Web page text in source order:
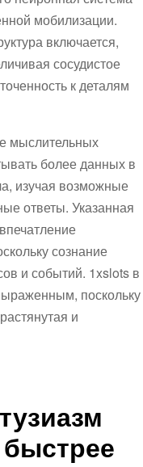
мобилизации.
включается,
сосудистое
к деталям
мыслительных
более данных в
изучая возможные
ответы. Указанная
сознание
и событий. 1xslots в
поскольку
и